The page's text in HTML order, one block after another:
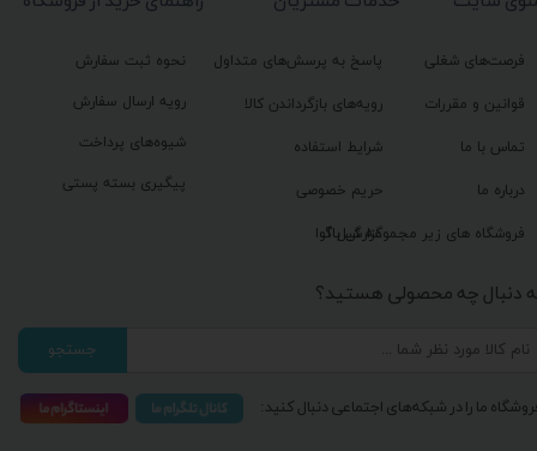
نحوه ثبت سفارش
رویه ارسال سفارش
شیوه‌های پرداخت
پیگیری بسته پستی
پاسخ به پرسش‌های متداول
رویه‌های بازگرداندن کالا
شرایط استفاده
حریم خصوصی
گزارش باگ
فرصت‌های شغلی
قوانین و مقررات
تماس با ما
درباره ما
فروشگاه های زیر مجموعه گیل آوا
دنبال چه محصولی هستید؟
جستجو
ما را در شبکه‌های اجتماعی دنبال کنید: